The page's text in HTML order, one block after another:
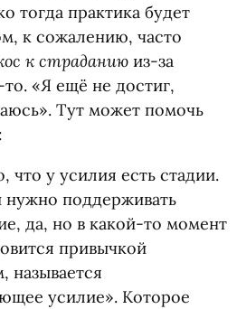
тогда практика будет
к сожалению, часто
к страданиюиз-за
«Я ещё не достиг,
Тут может помочь
что у усилия есть стадии.
нужно поддерживать
да, но в какой-то момент
привычкой
называется
усилие». Которое